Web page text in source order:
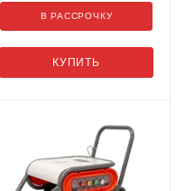
КУПИТЬ
В РАССРОЧКУ